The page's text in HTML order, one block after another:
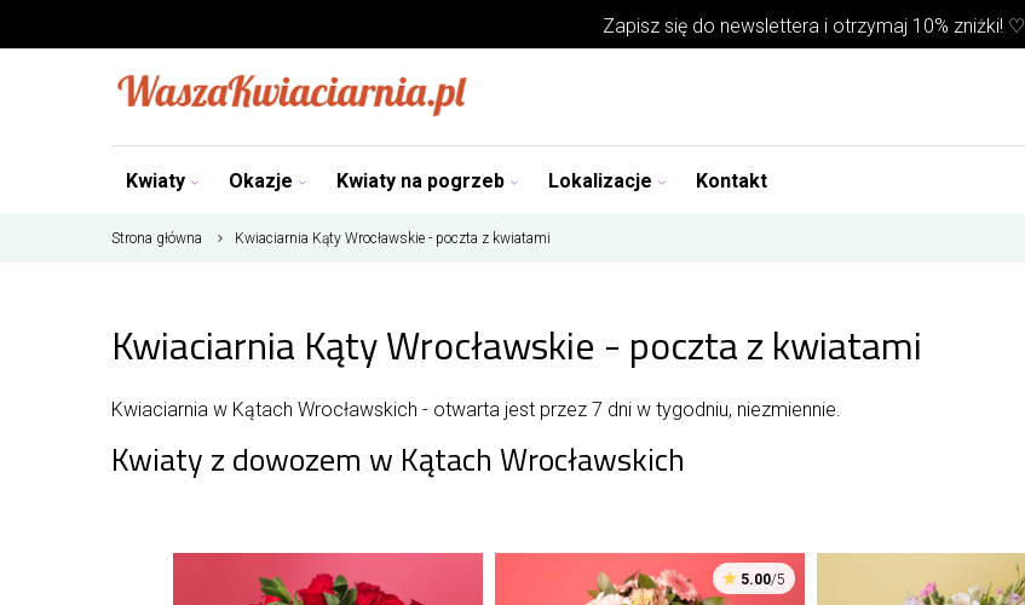
Zapisz się do newsletterai otrzymaj 10% zniżki! ♡
Kwiaty Okazje Kwiaty na pogrzeb Lokalizacje Kontakt
Strona główna Kwiaciarnia Kąty Wrocławskie - poczta z kwiatami
Kwiaciarnia Kąty Wrocławskie - poczta z kwiatami
Kwiaciarnia w Kątach Wrocławskich - otwarta jest przez 7 dni w tygodniu, niezmiennie.
Kwiaty z dowozem w Kątach Wrocławskich
5.00/5